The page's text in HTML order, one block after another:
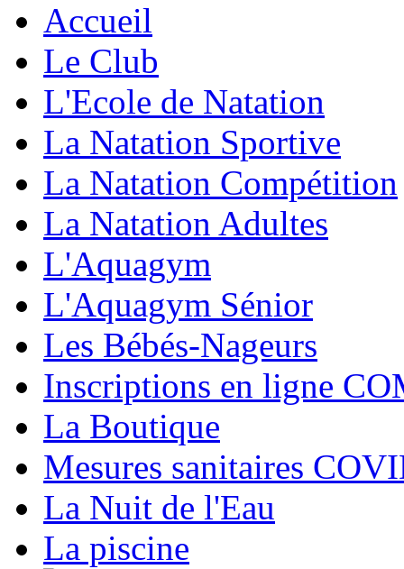
Accueil
Le Club
L'Ecole de Natation
La Natation Sportive
La Natation Compétition
La Natation Adultes
L'Aquagym
L'Aquagym Sénior
Les Bébés-Nageurs
Inscriptions en ligne
La Boutique
Mesures sanitaires
La Nuit de l'Eau
La piscine